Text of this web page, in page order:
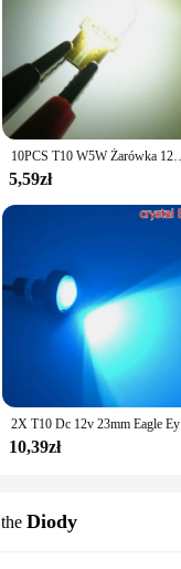
10PCS T10 W5W Żarówka 12V LED Lampa tablicy
5,59zł
10,39zł
Diody